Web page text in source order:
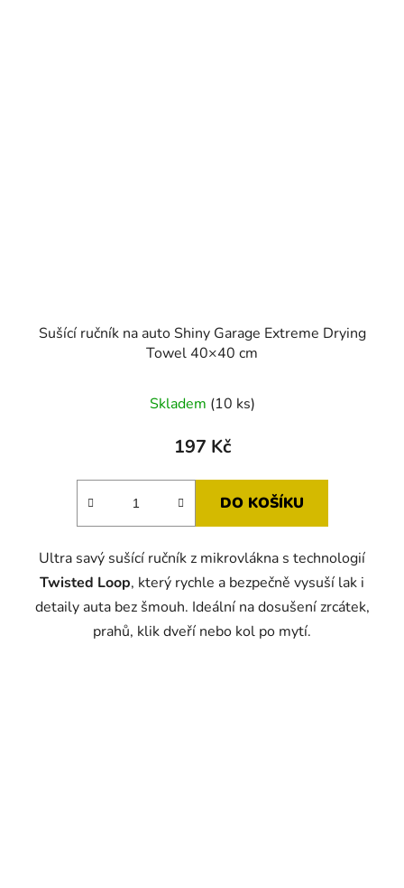
Sušící ručník na auto Shiny Garage Extreme Drying
Towel 40×40 cm
Skladem (10 ks)
197 Kč
DO KOŠÍKU
Ultra savý sušící ručník z mikrovlákna s technologií
Twisted Loop, který rychle a bezpečně vysuší lak i
detaily auta bez šmouh. Ideální na dosušení zrcátek,
prahů, klik dveří nebo kol po mytí.